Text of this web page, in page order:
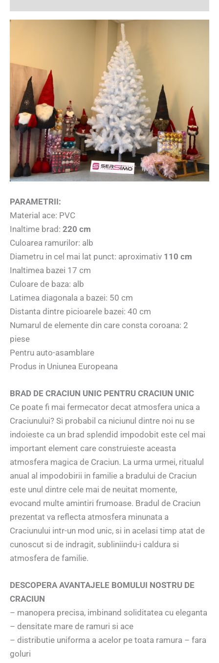
PARAMETRII:
Material ace: PVC
Inaltime brad: 220 cm
Culoarea ramurilor: alb
Diametru in cel mai lat punct: aproximativ 110 cm
Inaltimea bazei 17 cm
Culoare de baza: alb
Latimea diagonala a bazei: 50 cm
Distanta dintre picioarele bazei: 40 cm
Numarul de elemente din care consta coroana: 2
piese
Pentru auto-asamblare
Produs in Uniunea Europeana
BRAD DE CRACIUN UNIC PENTRU CRACIUN UNIC
Ce poate fi mai fermecator decat atmosfera unica a
Craciunului? Si probabil ca niciunul dintre noi nu se
indoieste ca un brad splendid impodobit este cel mai
important element care construieste aceasta
atmosfera magica de Craciun. La urma urmei, ritualul
anual al impodobirii in familie a bradului de Craciun
este unul dintre cele mai de neuitat momente,
evocand multe amintiri frumoase. Bradul de Craciun
prezentat va reflecta atmosfera minunata a
Craciunului intr-un mod unic, si in acelasi timp atat de
cunoscut si de indragit, subliniindu-i caldura si
atmosfera de familie.
DESCOPERA AVANTAJELE BOMULUI NOSTRU DE
CRACIUN
– manopera precisa, imbinand soliditatea cu eleganta
– densitate mare de ramuri si ace
– distributie uniforma a acelor pe toata ramura – fara
goluri